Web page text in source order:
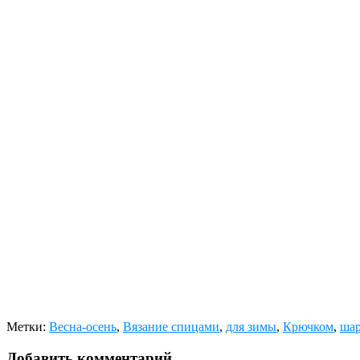
Метки: Весна-осень, Вязание спицами, для зимы, Крючком,